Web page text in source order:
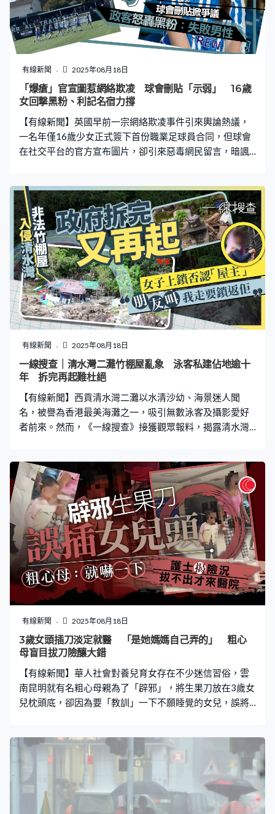
後查看監控，發現門鎖系統錯誤將外賣員的臉部特徵與自
己匹配成功。史先生在帖文中直言「細思極恐」，更狠批
「號稱3D立體人臉？號稱的是獨一無二的臉譜？」他更附
上照片，顯示門鎖開啟時刻，自己確實還在床上，完全未
靠近門口；而大門打開後，原本打算離開的外賣員亦面露
詫異。 史先生接受內媒訪問時補充，涉事電子鎖為小米智
能門鎖2 Pro，兩人面部輪廓確有相似之處，但對方純粹是
錯誤開啟的情況，以往曾兩度需
有線新聞 2025年08月18日
「爆瘡」官宣圖惹網絡欺凌 球會刪貼「示弱」 16歲
女回撃黑粉、利記名宿力撐
【有線新聞】英國早前一宗網絡欺凌事件引來輿論熱議，
一名年僅16歲少女正式簽下首份職業足球員合同，但球會
在社交平台的官方宣布圖片，卻引來惡毒網民留言，暗諷
民是失敗者。 被罵如流氓撒尿 搞事網民：有助護膚 據英
國傳媒報道，年僅16歲的Skye Stout本月14日與蘇格蘭球
隊基爾馬諾克（Kilmarnock）簽約，球會在官方社交媒體
頁面上宣布消息，就在Skye身穿球衣的照片發布幾小時
後，基爾馬諾克卻刪除貼子，因為一大群網民湧入評論
區，嘲笑這位年輕球員臉上的痤瘡。 其中相片為白人男性
的網民「2footshaft」以語帶相關方式稱：「Good
scouting this. Well spotted」，嘲諷少女滿是靠臉上的瘡
贏得球探留意，對於其他網民指摘他如同流氓撒尿，他繼
續惡毒言詞稱「這有助護膚」。惡毒留言則引來前蘇格蘭
首席大臣Humza Yousaf怒斥：「她16歲就已經取得了比那
些網絡黑粉還要多的成就。想像一下，一個成年男子欺凌
一個16歲的女孩？這些網絡黑粉的生活是多麼悲慘、可悲
有線新聞 2025年08月18日
一線搜查｜清水灣二灘竹棚屋亂象 泳客私建佔地逾十
年 拆完再起難杜絕
【有線新聞】西貢清水灣二灘以水清沙幼、海景迷人聞
名，被譽為香港最美海灘之一，吸引無數泳客及攝影愛好
者前來。然而，《一線搜查》接獲觀眾報料，揭露清水灣
棚屋破壞環境 憂藏蛇蟲鼠蟻 報料人梁小姐向《一線搜
查》表示，自已不時會到清水灣二灘游泳，惟沙灘兩旁充
斥大量非法建設的竹棚屋及木屋，「我唔知係咪有人住，
冇過去細睇，但成日見到有人出入，同埋好多雜物。感覺
好破壞呢度環境，又可能引好多蛇蟲鼠蟻。」 根據現場可
見，由清水灣二灘沿著石灘會發現不少竹棚屋，當中部分
以防水帆布覆蓋，大門更上了鎖，儼如私人空間。而在半
山坡上亦有竹棚屋，部分甚至建有樓梯，再以大樹遮掩，
較為隱蔽。其中一間未有上鎖的竹棚屋內，門口設有水
井，鐵閘內擺放了清潔用品、煮食爐、煮食用具、餐具及
雜物，而地面亦放有一堆樹枝。有街坊表示，曾目擊有人
在竹棚屋內煮食。另外屋內亦掛有游泳用品、捕魚工具，
包括救生衣、水鞋、漁網等。 更令人震驚的是，部分竹棚
公然違反規定。泳客李先生表示，這些竹棚屋至少存在十
有線新聞 2025年08月18日
3歲女頭插刀淡定就醫 「是她媽媽自己弄的」 粗心
母盲目拔刀險釀大錯
【有線新聞】華人社會對養兒育女存在不少迷信習俗，雲
南昆明就有名粗心母親為了「辟邪」，將生果刀放在3歲女
兒枕頭底，卻因為要「教訓」一下不願睡覺的女兒，誤將
據華商報大風新聞報道，昆明市東川區人民醫院證實事發
於本月15日，收治這名小女孩，當日醫生看到女童「頭上
插刀」問有沒有報案處理，職員表示「是她媽媽自己（不
小心）弄的，怎麽報案呀？」，又解釋稱「她媽媽放了一
把刀在枕頭底下，說是辟邪，她當時就在床上鬧，她媽媽